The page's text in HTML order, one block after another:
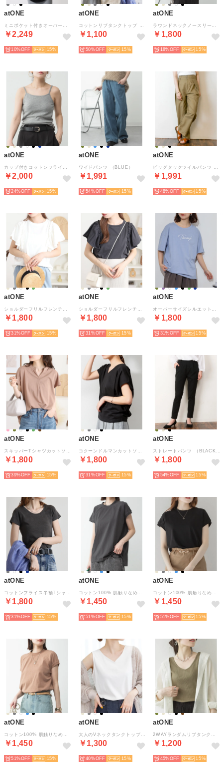
atONE
￥2,249
10% 15
atONE
￥1,100
50% 15
atONE
￥1,800
18% 15
atONE
￥2,000
24% 15
atONE
ワイドパンツ （BLUE）
￥1,991
54% 15
atONE
￥1,991
48% 15
atONE
￥1,800
31% 15
atONE
￥1,800
31% 15
atONE
￥1,800
31% 15
atONE
￥1,800
39% 15
atONE
￥1,800
31% 15
atONE
￥1,800
54% 15
atONE
￥1,800
31% 15
atONE
￥1,450
51% 15
atONE
￥1,450
51% 15
atONE
￥1,450
51% 15
atONE
￥1,300
40% 15
atONE
￥1,200
45% 15